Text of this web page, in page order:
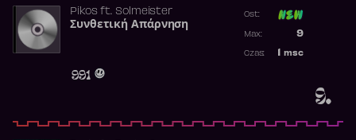
9.
Pikosft. Solmeister
Συνθετική Απάρνηση
991
Ost:
9
Max:
msc
Czas: